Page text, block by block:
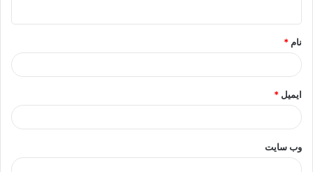
*
نام *
ایمیل *
وب‌ سایت